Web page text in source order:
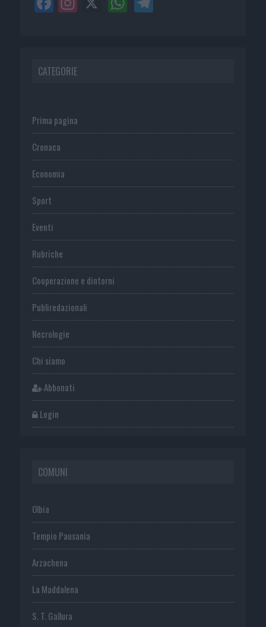
CATEGORIE
Prima pagina
Cronaca
Economia
Sport
Eventi
Rubriche
Cooperazione e dintorni
Publiredazionali
Necrologie
Chi siamo
Abbonati
Login
COMUNI
Olbia
Tempio Pausania
Arzachena
La Maddalena
S. T. Gallura